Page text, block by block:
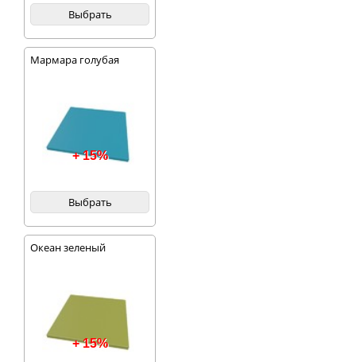
Выбрать
Мармара голубая
+ 15%
Выбрать
Океан зеленый
+ 15%